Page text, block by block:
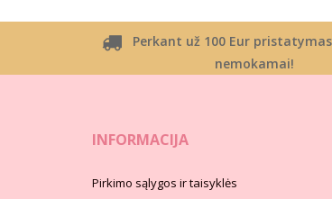
Perkant už 100 Eur
nemokamai!
INFORMACIJA
Pirkimo sąlygos ir taisyklės